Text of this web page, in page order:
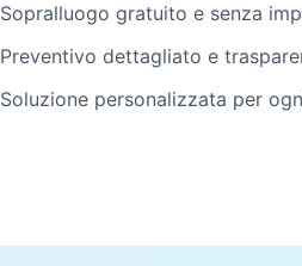
Sopralluogo gratuito e senza
Preventivo dettagliato e
Soluzione personalizzata per